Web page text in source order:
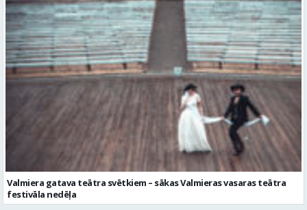
Valmiera gatava teātra svētkiem – sākas Valmieras vasaras teātra
festivāla nedēļa